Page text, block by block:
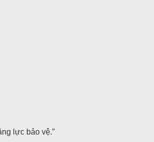
lực bảo vệ.”